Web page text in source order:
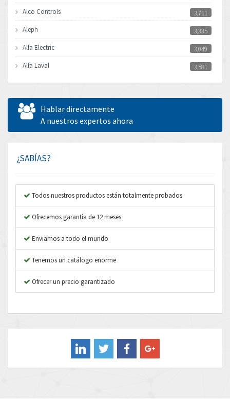
Alco Controls
3,711
Aleph
3,335
Alfa Electric
3,049
Alfa Laval
3,581
Allen Bradley
3,567
Allen West
Amperite
Amplicon Liveline
Apex Dynamics
Asco Numatics
Atos
3,787
Aventics
B&R
Barber Colman
Hablar directamente
A nuestros expertos ahora
¿SABÍAS?
Todos nuestros productos están totalmente probados
Ofrecemos garantía de 12 meses
Enviamos a todo el mundo
Tenemos un catálogo enorme
Ofrecer un precio garantizado